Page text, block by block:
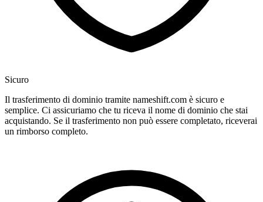
Sicuro
Il trasferimento di dominio tramite nameshift.com è sicuro e
semplice. Ci assicuriamo che tu riceva il nome di dominio che stai
acquistando. Se il trasferimento non può essere completato, riceverai
un rimborso completo.